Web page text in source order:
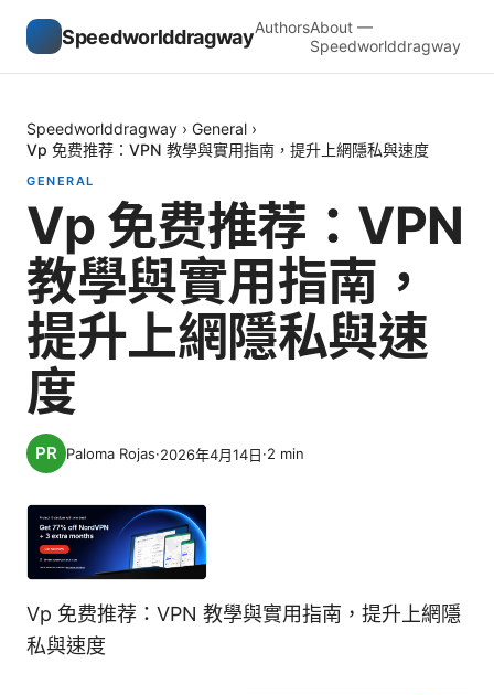
SpeedworlddragwayAuthorsAbout —
Speedworlddragway
Speedworlddragway › General ›
Vp 免费推荐：VPN 教學與實用指南，提升上網隱私與速度
GENERAL
Vp 免费推荐：VPN
教學與實用指南，
提升上網隱私與速
度
Paloma Rojas·2026年4月14日·2 min
Vp 免费推荐：VPN 教學與實用指南，提升上網隱
私與速度